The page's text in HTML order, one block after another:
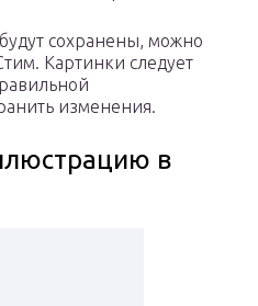
сохранены, можно
Картинки следует
изменения.
в